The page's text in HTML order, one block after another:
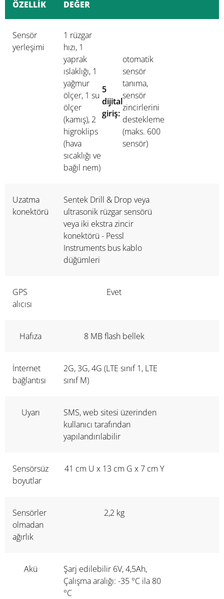
ÖZELLİK DEĞER
Sensör
yerleşimi
1 rüzgar
hızı, 1
yaprak
ıslaklığı, 1
yağmur
ölçer, 1 su
ölçer
(kamış), 2
higroklips
(hava
sıcaklığı ve
bağıl nem)
5
dijital
giriş:
otomatik
sensör
tanıma,
sensör
zincirlerini
destekleme
(maks. 600
sensör)
Uzatma
konektörü
Sentek Drill & Drop veya
ultrasonik rüzgar sensörü
veya iki ekstra zincir
konektörü - Pessl
Instruments bus kablo
düğümleri
GPS
alıcısı
Evet
Hafıza 8 MB flash bellek
İnternet
bağlantısı
2G, 3G, 4G (LTE sınıf 1, LTE
sınıf M)
Uyarı
SMS, web sitesi üzerinden
kullanıcı tarafından
yapılandırılabilir
Sensörsüz
boyutlar
41 cm U x 13 cm G x 7 cm Y
Sensörler
olmadan
ağırlık
2,2 kg
Akü
Şarj edilebilir 6V, 4,5Ah,
Çalışma aralığı: -35 °C ila 80
°C